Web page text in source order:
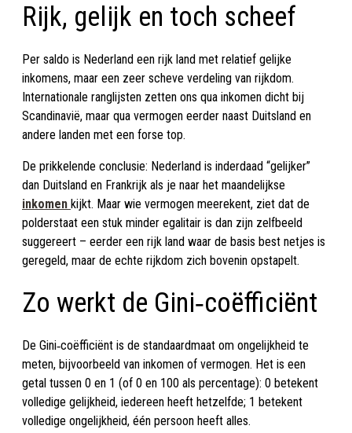
Rijk, gelijk en toch scheef
Per saldo is Nederland een rijk land met relatief gelijke
inkomens, maar een zeer scheve verdeling van rijkdom.
Internationale ranglijsten zetten ons qua inkomen dicht bij
Scandinavië, maar qua vermogen eerder naast Duitsland en
andere landen met een forse top.
De prikkelende conclusie: Nederland is inderdaad “gelijker”
dan Duitsland en Frankrijk als je naar het maandelijkse
inkomen kijkt. Maar wie vermogen meerekent, ziet dat de
polderstaat een stuk minder egalitair is dan zijn zelfbeeld
suggereert – eerder een rijk land waar de basis best netjes is
geregeld, maar de echte rijkdom zich bovenin opstapelt.
Zo werkt de Gini‑coëfficiënt
De Gini‑coëfficiënt is de standaardmaat om ongelijkheid te
meten, bijvoorbeeld van inkomen of vermogen. Het is een
getal tussen 0 en 1 (of 0 en 100 als percentage): 0 betekent
volledige gelijkheid, iedereen heeft hetzelfde; 1 betekent
volledige ongelijkheid, één persoon heeft alles.